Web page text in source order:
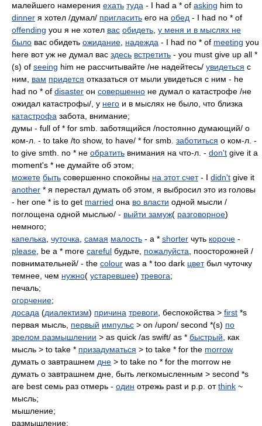
малейшего намерения ехать туда - I had a * of asking him to
dinner я хотел /думал/ пригласить его на обед - I had no * of
offending you я не хотел вас обидеть у меня и в мыслях не
было вас обидеть ожидание надежда - I had no * of meeting you
here вот уж не думал вас здесь встретить - you must give up all *
(s) of seeing him не рассчитывайте /не надейтесь/ увидеться с
ним, вам придется отказаться от мыли увидеться с ним - he
had no * of disaster он совершенно не думал о катастрофе /не
ожидал катастрофы/, у него и в мыслях не было, что близка
катастрофа забота, внимание;
думы - full of * for smb. заботящийся /постоянно думающий/ о
ком-л. - to take /to show, to have/ * for smb. заботиться о ком-л. -
to give smth. no * не обратить внимания на что-л. - don't give it a
moment's * не думайте об этом;
можете быть совершенно спокойны на этот счет- I didn't give it
another * я перестал думать об этом, я выбросил это из головы
- her one * is to get married она во власти одной мысли /
поглощена одной мыслью/ - выйти замуж( разговорное)
немного;
капелька чуточка самая малость - a * shorter чуть короче -
please , be a * more careful будьте, пожалуйста , поосторожней /
повнимательней/ - the colour was a * too dark цветбыл чуточку
темнее, чем нужно( устаревшее) тревога;
печаль;
огорчение;
досада (диалектизм) причина тревоги , беспокойства > first *s
первая мысль, первый импульс > on /upon/ second *(s) по
зрелом размышлении > as quick /as swift/ as * быстрый , как
мысль > to take * призадуматься > to take * for the morrow
думать о завтрашнем дне > to take no * for the morrow не
думать о завтрашнем дне, быть легкомысленным > second *s
are best семь раз отмерь - один отрежь past и р.р. отthink ~
мысль;
мышление;
размышление;